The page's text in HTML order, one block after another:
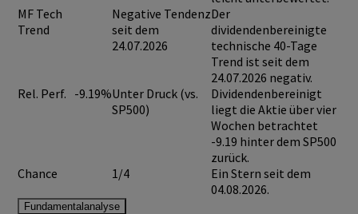
MF Tech
Trend
Negative Tendenz
seit dem
24.07.2026
Der
dividendenbereinigte
technische 40-Tage
Trend ist seit dem
24.07.2026 negativ.
Rel. Perf. -9.19%Unter Druck (vs.
SP500)
Dividendenbereinigt
liegt die Aktie über vier
Wochen betrachtet
-9.19 hinter dem SP500
zurück.
Chance
1/4
Ein Stern seit dem
04.08.2026.
Fundamentalanalyse